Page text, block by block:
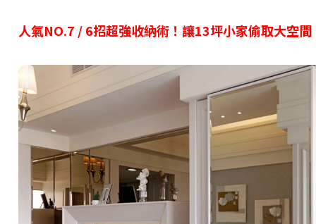
人氣NO.7 / 6招超強收納術！讓13坪小家偷取大空間